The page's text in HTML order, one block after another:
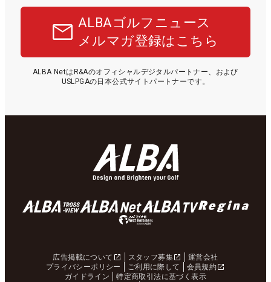
ALBAゴルフニュース
メルマガ登録はこちら
ALBA NetはR&Aのオフィシャルデジタルパートナー、および
USLPGAの日本公式サイトパートナーです。
広告掲載について スタッフ募集
運営会社
プライバシーポリシー
ご利用に際して
会員規約
ガイドライン
特定商取引法に基づく表示